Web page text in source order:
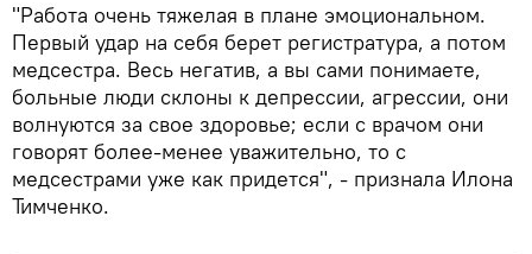
"Работа очень тяжелая в плане эмоциональном.
Первый удар на себя берет регистратура, а потом
медсестра. Весь негатив, а вы сами понимаете,
больные люди склоны к депрессии, агрессии, они
волнуются за свое здоровье; если с врачом они
говорят более-менее уважительно, то с
медсестрами уже как придется", - признала Илона
Тимченко.